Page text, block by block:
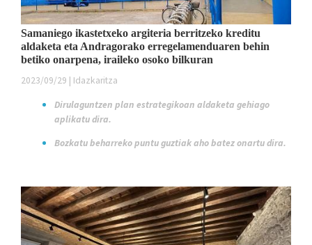
Samaniego ikastetxeko argiteria berritzeko kreditu
aldaketa eta Andragorako erregelamenduaren behin
betiko onarpena, iraileko osoko bilkuran
2023/09/29 | Idazkaritza
Dirulaguntzen plan estrategikoan aldaketa gehiago
aplikatu dira.
Bozkatu beharreko puntu guztiak aho batez onartu dira.